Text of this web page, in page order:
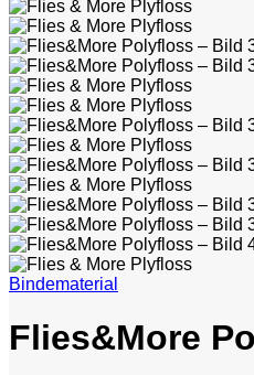
Bindematerial
Flies&More